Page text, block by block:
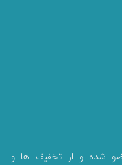
عضو شده و از تخفیف ها و